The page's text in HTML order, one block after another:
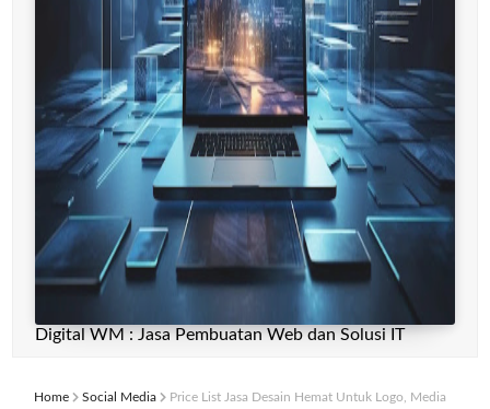
Digital WM : Jasa Pembuatan Web dan Solusi IT
Home Social Media Price List Jasa Desain Hemat Untuk Logo, Media